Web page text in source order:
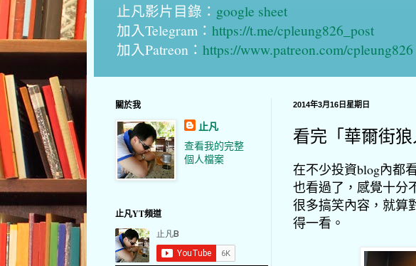
止凡影片目錄： google sheet
加入Telegram： https://t.me/cpleung826_post
加入Patreon： https://www.patreon.com/cpleung826
2014年3月16日星期日
看完「華爾街狼
在不少投資blog內都
也看過了，感覺十分
很多搞笑內容，就算
得一看。
關於我
止凡
查看我的完整
個人檔案
止凡YT頻道